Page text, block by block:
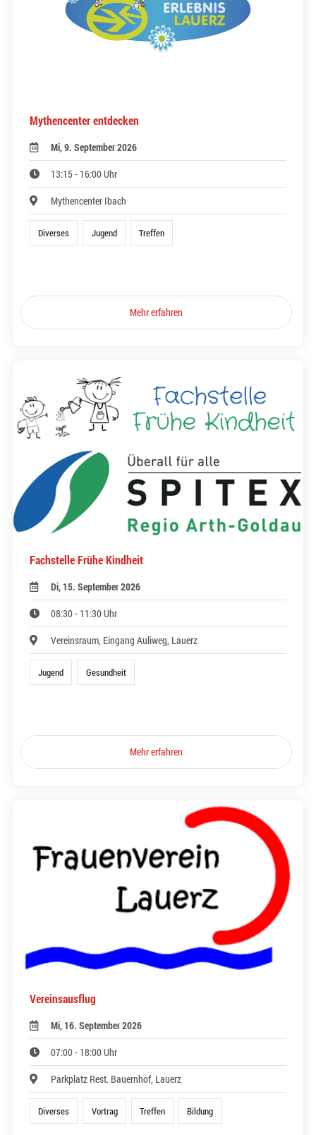
Mythencenter entdecken
Mi, 9. September 2026
13:15 - 16:00 Uhr
Mythencenter Ibach
Diverses Jugend Treffen
Mehr erfahren
Fachstelle Frühe Kindheit
Di, 15. September 2026
08:30 - 11:30 Uhr
Vereinsraum, Eingang Auliweg, Lauerz
Jugend Gesundheit
Mehr erfahren
Vereinsausflug
Mi, 16. September 2026
07:00 - 18:00 Uhr
Parkplatz Rest. Bauernhof, Lauerz
Diverses Vortrag Treffen Bildung